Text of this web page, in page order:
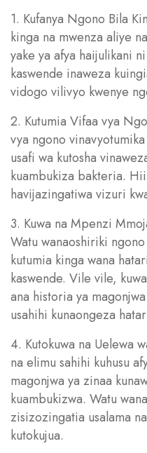
1. Kufanya Ngono Bila
kinga na mwenza aliye
yake ya afya haijulikani
kaswende inaweza
vidogo vilivyo kwenye
2. Kutumia Vifaa vya
vya ngono
usafi wa kutosha
kuambukiza bakteria.
havijazingatiwa vizuri
3. Kuwa na Mpenzi
Watu wanaoshiriki
kutumia kinga wana
kaswende. Vile vile,
ana historia ya
usahihi kunaongeza
4. Kutokuwa na Uelewa
na elimu sahihi kuhusu
magonjwa ya zinaa
kuambukizwa. Watu
zisizozingatia usalama
kutokujua.